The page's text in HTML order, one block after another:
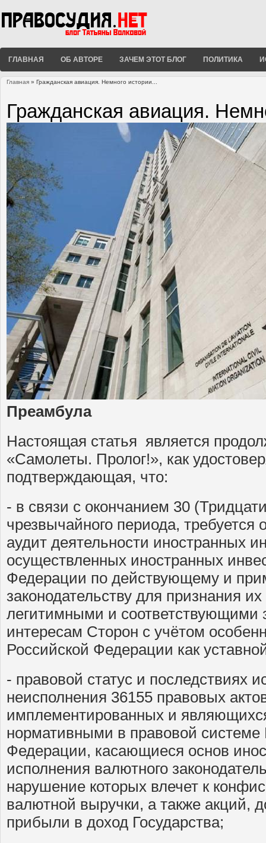
ГЛАВНАЯ ОБ АВТОРЕ ЗАЧЕМ ЭТОТ БЛОГ ПОЛИТИКА
Главная » Гражданская авиация. Немного истории...
Гражданская авиация.
Преамбула
Настоящая статья является
«Самолеты. Пролог!», как
подтверждающая, что:
- в связи с окончанием 30
чрезвычайного периода, требуется
аудит деятельности иностранных
осуществленных иностранных
Федерации по действующему и
законодательству для признания
легитимными и соответствующими
интересам Сторон с учётом
Российской Федерации как
- правовой статус и последствиях
неисполнения 36155 правовых
имплементированных и
нормативными в правовой системе
Федерации, касающиеся основ
исполнения валютного
нарушение которых влечет к
валютной выручки, а также акций,
прибыли в доход Государства;